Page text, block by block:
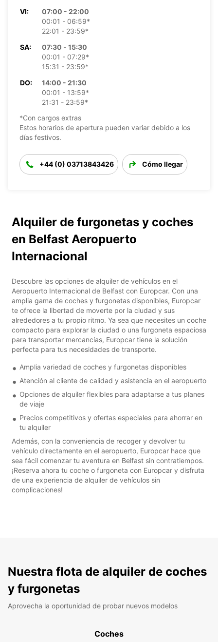
VI:
07:00 - 22:00
00:01 - 06:59*
22:01 - 23:59*
SA:
07:30 - 15:30
00:01 - 07:29*
15:31 - 23:59*
DO:
14:00 - 21:30
00:01 - 13:59*
21:31 - 23:59*
*Con cargos extras
Estos horarios de apertura pueden variar debido a los
días festivos.
+44 (0) 03713843426 Cómo llegar
Alquiler de furgonetas y coches
en Belfast Aeropuerto
Internacional
Descubre las opciones de alquiler de vehículos en el
Aeropuerto Internacional de Belfast con Europcar. Con una
amplia gama de coches y furgonetas disponibles, Europcar
te ofrece la libertad de moverte por la ciudad y sus
alrededores a tu propio ritmo. Ya sea que necesites un coche
compacto para explorar la ciudad o una furgoneta espaciosa
para transportar mercancías, Europcar tiene la solución
perfecta para tus necesidades de transporte.
Amplia variedad de coches y furgonetas disponibles
Atención al cliente de calidad y asistencia en el aeropuerto
Opciones de alquiler flexibles para adaptarse a tus planes
de viaje
Precios competitivos y ofertas especiales para ahorrar en
tu alquiler
Además, con la conveniencia de recoger y devolver tu
vehículo directamente en el aeropuerto, Europcar hace que
sea fácil comenzar tu aventura en Belfast sin contratiempos.
¡Reserva ahora tu coche o furgoneta con Europcar y disfruta
de una experiencia de alquiler de vehículos sin
complicaciones!
Nuestra flota de alquiler de coches
y furgonetas
Aprovecha la oportunidad de probar nuevos modelos
Coches